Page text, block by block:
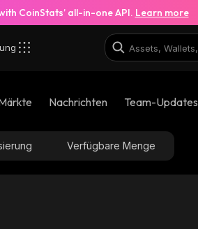
CoinStats’ all-in-one API. Learn more
Nachrichten Team-Updates
Verfügbare Menge